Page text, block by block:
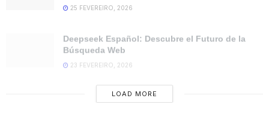
25 FEVEREIRO, 2026
Búsqueda Web
23 FEVEREIRO, 2026
LOADING...